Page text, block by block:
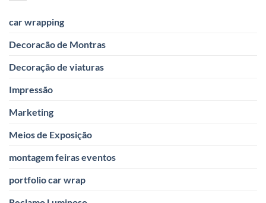
car wrapping
Decoracão de Montras
Decoração de viaturas
Impressão
Marketing
Meios de Exposição
montagem feiras eventos
portfolio car wrap